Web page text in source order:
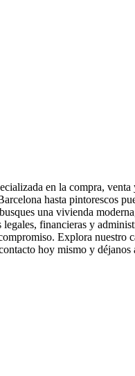
en la compra,
hasta pintorescos
una vivienda
financieras y
Explora nuestro
hoy mismo y